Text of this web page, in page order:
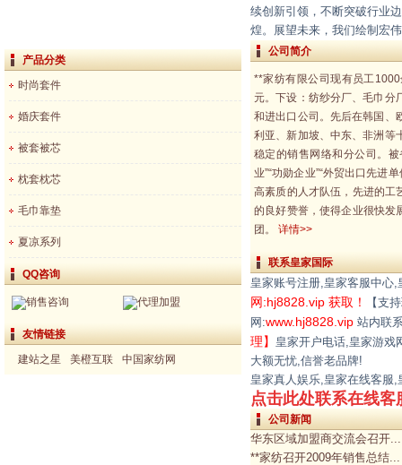
产品分类
时尚套件
婚庆套件
被套被芯
枕套枕芯
毛巾靠垫
夏凉系列
QQ咨询
销售咨询 代理加盟
友情链接
建站之星
美橙互联 中国家纺网
续创新引领，不断突破行业
煌。展望未来，我们绘制宏
公司简介
**家纺有限公司现有员工
元。下设：纺纱分厂、毛巾分
和进出口公司。先后在韩国、
利亚、新加坡、中东、非洲等
稳定的销售网络和分公司。
业”“功勋企业”“外贸出口先进
高素质的人才队伍，先进的工
的良好赞誉，使得企业很快发
团。 详情>>
联系皇家国际
皇家账号注册,皇家客服中心
网:hj8828.vip 获取！
【支
网:www.hj8828.vip 站内联
理】
皇家开户电话,皇家游戏
大额无忧,信誉老品牌!
皇家真人娱乐,皇家在线客服
点击此处联系在线客
公司新闻
华东区域加盟商交流会召开...
**家纺召开2009年销售总结...